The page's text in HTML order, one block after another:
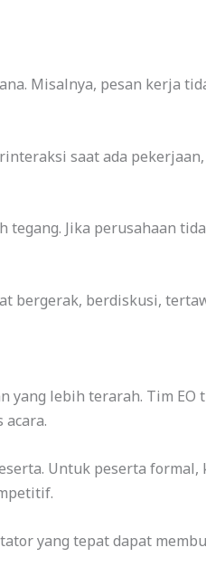
Misalnya, pesan kerja
saat ada
tegang. Jika perusahaan
bergerak, berdiskusi,
yang lebih terarah. Tim EO
Untuk peserta
yang tepat dapat